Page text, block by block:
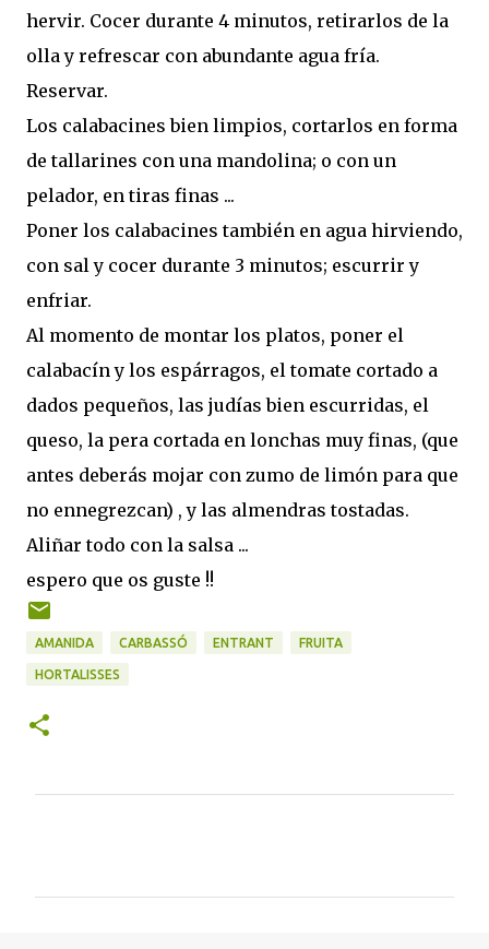
hervir. Cocer durante 4 minutos, retirarlos de la
olla y refrescar con abundante agua fría.
Reservar.
Los calabacines bien limpios, cortarlos en forma
de tallarines con una mandolina; o con un
pelador, en tiras finas ...
Poner los calabacines también en agua hirviendo,
con sal y cocer durante 3 minutos; escurrir y
enfriar.
Al momento de montar los platos, poner el
calabacín y los espárragos, el tomate cortado a
dados pequeños, las judías bien escurridas, el
queso, la pera cortada en lonchas muy finas, (que
antes deberás mojar con zumo de limón para que
no ennegrezcan) , y las almendras tostadas.
Aliñar todo con la salsa ...
espero que os guste !!
AMANIDA CARBASSÓ ENTRANT FRUITA
HORTALISSES